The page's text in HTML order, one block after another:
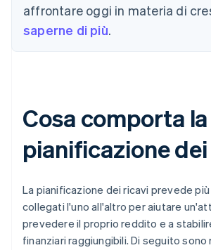
affrontare oggi in materia di
saperne di più.
Cosa comporta la
pianificazione
La pianificazione dei ricavi prevede
collegati l'uno all'altro per aiutare
prevedere il proprio reddito e a
finanziari raggiungibili. Di seguito sono